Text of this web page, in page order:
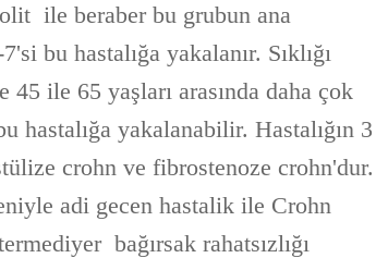
ile beraber bu grubun ana
bu hastalığa yakalanır. Sıklığı
ile 65 yaşları arasında daha çok
hastalığa yakalanabilir. Hastalığın 3
crohn ve fibrostenoze crohn'dur.
adi gecen hastalik ile Crohn
bağırsak rahatsızlığı